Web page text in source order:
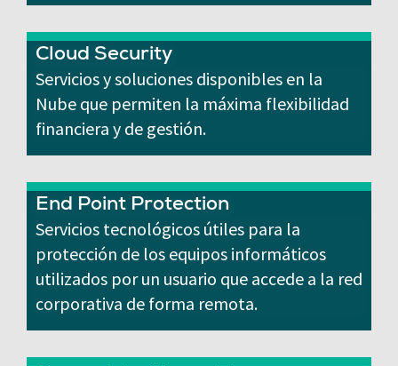
Cloud Security
Servicios y soluciones disponibles en la
Nube que permiten la máxima flexibilidad
financiera y de gestión.
End Point Protection
Servicios tecnológicos útiles para la
protección de los equipos informáticos
utilizados por un usuario que accede a la red
corporativa de forma remota.